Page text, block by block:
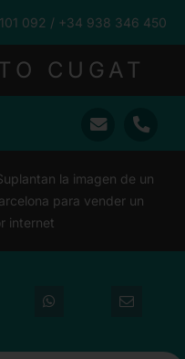
092 / +34 938 346 450
CUGAT
la imagen de un
para vender un
internet